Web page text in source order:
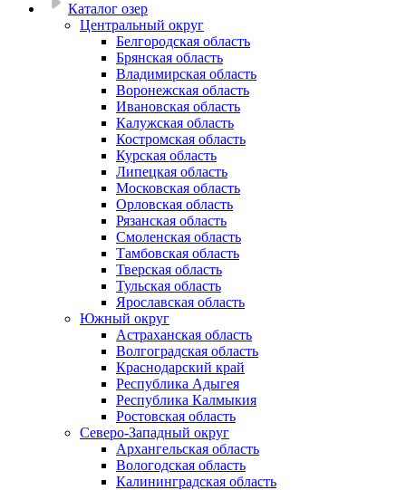
Каталог озер
Центральный округ
Белгородская область
Брянская область
Владимирская область
Воронежская область
Ивановская область
Калужская область
Костромская область
Курская область
Липецкая область
Московская область
Орловская область
Рязанская область
Смоленская область
Тамбовская область
Тверская область
Тульская область
Ярославская область
Южный округ
Астраханская область
Волгоградская область
Краснодарский край
Республика Адыгея
Республика Калмыкия
Ростовская область
Северо-Западный округ
Архангельская область
Вологодская область
Калининградская область